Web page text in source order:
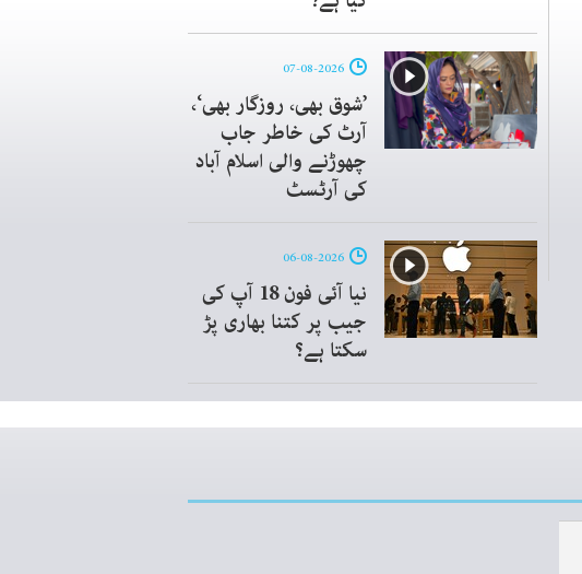
’شوق بھی، روزگار بھی‘،
آرٹ کی خاطر جاب
چھوڑنے والی اسلام آباد
کی آرٹسٹ
نیا آئی فون 18 آپ کی
جیب پر کتنا بھاری پڑ
سکتا ہے؟